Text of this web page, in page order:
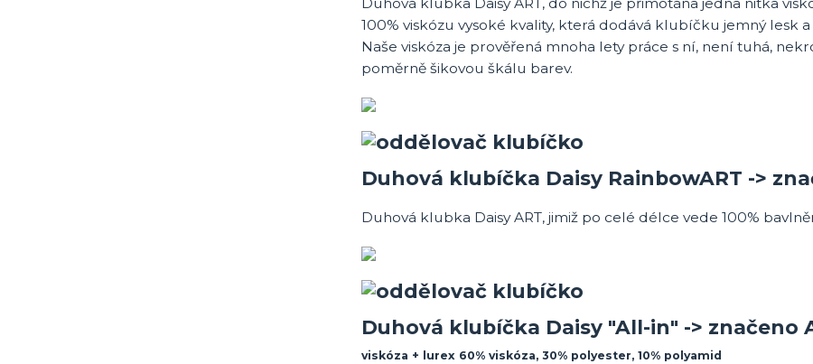
100% viskózu vysoké kvality, která dodává klubíčku jemný lesk
Naše viskóza je prověřená mnoha lety práce s ní, není tuhá,
poměrně šikovou škálu barev.
Duhová klubíčka Daisy RainbowART ->
Duhová klubka Daisy ART, jimiž po celé délce vede 100%
Duhová klubíčka Daisy "All-in" -> značeno
viskóza + lurex 60% viskóza, 30% polyester, 10% polyamid